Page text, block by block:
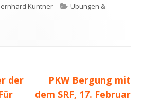
Kuntner Kategorien
Übungen &
der
Nächster
Beitrag
PKW Bergung mit
dem SRF, 17. Februar